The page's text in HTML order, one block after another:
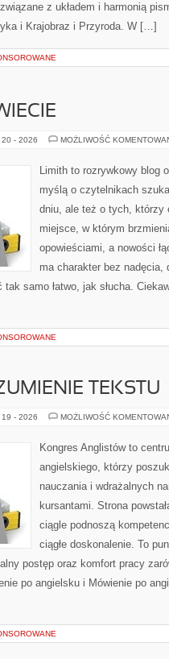
z układem i harmonią
i Krajobraz i Przyroda. W […]
20 - 2026 MOŻLIWOŚĆ
Limith to rozrywkowy blog
myślą o czytelnikach
dniu, ale też o tych, którzy
miejsce, w którym
opowieściami, a nowości
ma charakter bez
samo łatwo, jak słucha.
TEKSTU
19 - 2026 MOŻLIWOŚĆ
Kongres Anglistów to
angielskiego, którzy
nauczania i wdrażalnych
kursantami. Strona
ciągle podnoszą
ciągłe doskonalenie. To
postęp oraz komfort pracy
po angielsku i Mówienie po